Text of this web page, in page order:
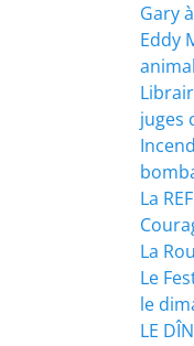
Gary
Eddy
juges
La
La
Le
le
LE